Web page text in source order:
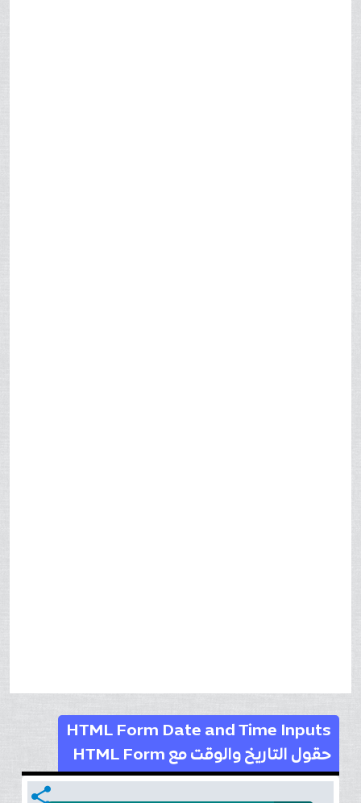
HTML Form Date and Time Inputs
حقول التاريخ والوقت مع HTML Form
share